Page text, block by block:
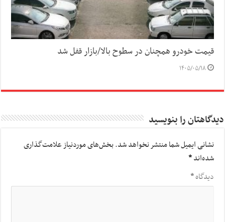
قیمت خودرو همچنان در سطوح بالا/بازار قفل شد
۱۴۰۵/۰۵/۱۸
دیدگاهتان را بنویسید
نشانی ایمیل شما منتشر نخواهد شد.بخش‌های موردنیاز علامت‌گذاری
شده‌اند*
دیدگاه*